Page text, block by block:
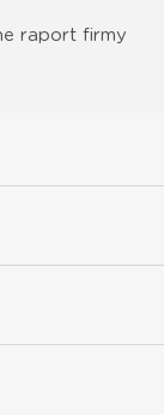
raport firmy